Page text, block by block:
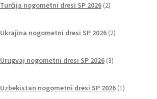
Turčija nogometni dresi SP 2026 2izdelka
Ukrajina nogometni dresi SP 2026 2izdelka
Urugvaj nogometni dresi SP 2026 3izdelki
Uzbekistan nogometni dresi SP 2026 1izdelek